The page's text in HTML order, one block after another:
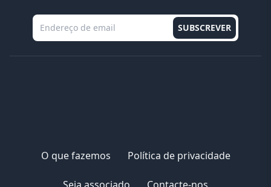
O que fazemos Política de privacidade